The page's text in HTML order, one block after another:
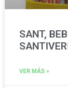
SANT,
VER MÁS »